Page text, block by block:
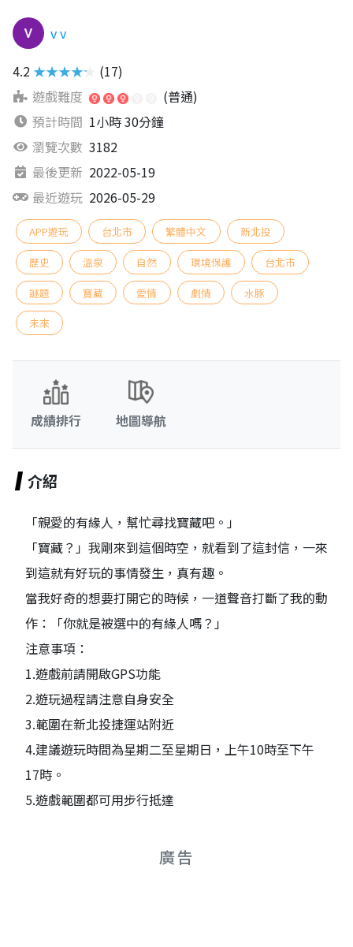
v v
4.2 ★★★★★
(17)
遊戲難度
(普通)
預計時間 1小時 30分鐘
瀏覽次數 3182
最後更新 2022-05-19
最近遊玩 2026-05-29
APP遊玩 台北市 繁體中文 新北投
歷史 溫泉 自然 環境保護 台北市
謎題 寶藏 愛情 劇情 水豚
未來
成績排行 地圖導航
介紹
「親愛的有緣人，幫忙尋找寶藏吧。」
「寶藏？」我剛來到這個時空，就看到了這封信，一來
到這就有好玩的事情發生，真有趣。
當我好奇的想要打開它的時候，一道聲音打斷了我的動
作：「你就是被選中的有緣人嗎？」
注意事項：
1.遊戲前請開啟GPS功能
2.遊玩過程請注意自身安全
3.範圍在新北投捷運站附近
4.建議遊玩時間為星期二至星期日，上午10時至下午
17時。
5.遊戲範圍都可用步行抵達
廣告